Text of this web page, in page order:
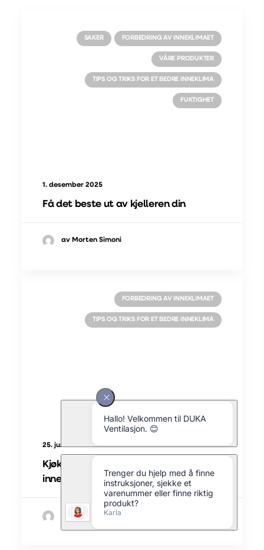
SAKER FORBEDRING AV INNEKLIMAET
VÅRE PRODUKTER
TIPS OG TRIKS FOR ET BEDRE INNEKLIMA
FUKTIGHET
1. desember 2025
Få det beste ut av kjelleren din
av Morten Simoni
FORBEDRING AV INNEKLIMAET
TIPS OG TRIKS FOR ET BEDRE INNEKLIMA
25. juni 2025
Kjøkkenet er en av de største
inneklimasynderne
av Morten Simoni